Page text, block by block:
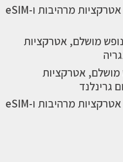
גטבורג: נופש מושלם, אטרקציות מרהיבות ו-eSIM
מושלם, אטרקציות
מושלם, אטרקציות
אוטילה: נופש מושלם, אטרקציות מרהיבות ו-eSIM